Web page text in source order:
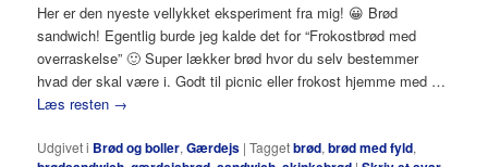
Her er den nyeste vellykket eksperiment fra mig! 😀 Brød
sandwich! Egentlig burde jeg kalde det for “Frokostbrød med
overraskelse” 🙂 Super lækker brød hvor du selv bestemmer
hvad der skal være i. Godt til picnic eller frokost hjemme med …
Læs resten →
Udgivet i Brød og boller,Gærdejs |Taggetbrød,brød med fyld,